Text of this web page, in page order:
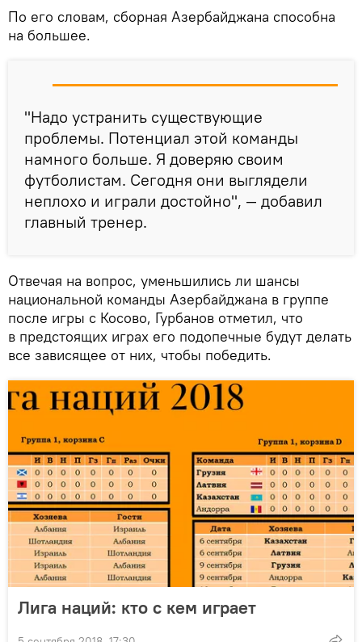
По его словам, сборная Азербайджана способна
на большее.
"Надо устранить существующие
проблемы. Потенциал этой команды
намного больше. Я доверяю своим
футболистам. Сегодня они выглядели
неплохо и играли достойно", — добавил
главный тренер.
Отвечая на вопрос, уменьшились ли шансы
национальной команды Азербайджана в группе
после игры с Косово, Гурбанов отметил, что
в предстоящих играх его подопечные будут делать
все зависящее от них, чтобы победить.
Лига наций: кто с кем играет